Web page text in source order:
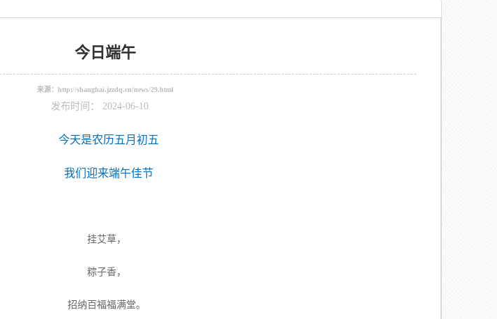
今日端午
来源： http://shanghai.jzzdq.cn/news/29.html
发布时间： 2024-06-10
今天是农历五月初五
我们迎来端午佳节
挂艾草，
粽子香，
招纳百福福满堂。